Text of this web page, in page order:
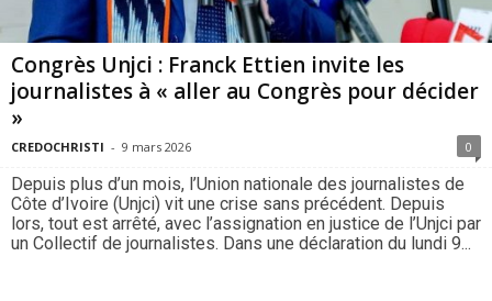
Congrès Unjci : Franck Ettien invite les
journalistes à « aller au Congrès pour décider
»
CREDOCHRISTI - 9 mars 2026 0
Depuis plus d’un mois, l’Union nationale des journalistes de
Côte d’Ivoire (Unjci) vit une crise sans précédent. Depuis
lors, tout est arrêté, avec l’assignation en justice de l’Unjci par
un Collectif de journalistes. Dans une déclaration du lundi 9...